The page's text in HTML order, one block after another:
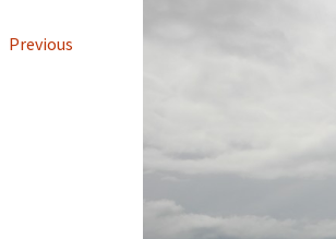
Trébeurden
Previous